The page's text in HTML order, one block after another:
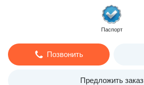
Паспорт
Позвонить
Предложить заказ